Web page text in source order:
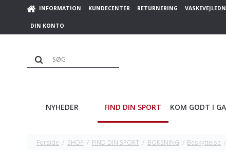
INFORMATION KUNDECENTER RETURNERING
DIN KONTO
NYHEDER FIND DIN SPORT KOM GODT I
Forside / SHOP / FIND DIN SPORT / BOKSNING / Beskyttelse /